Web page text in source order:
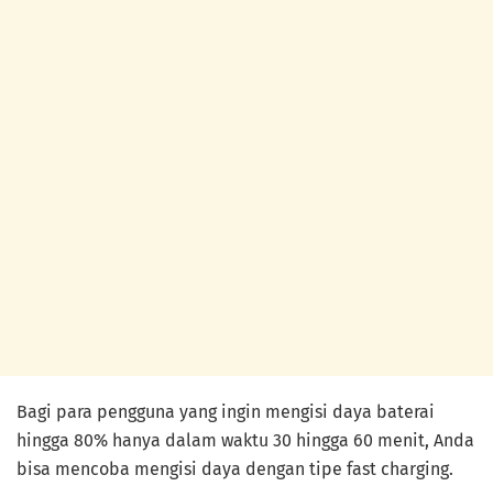
Bagi para pengguna yang ingin mengisi daya baterai
hingga 80% hanya dalam waktu 30 hingga 60 menit, Anda
bisa mencoba mengisi daya dengan tipe fast charging.